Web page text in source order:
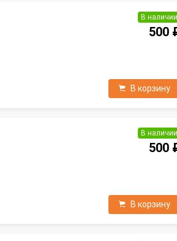
В наличии
500
В корзину
В наличии
500
В корзину